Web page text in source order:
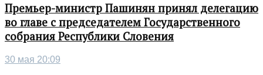
Премьер-министр Пашинян принял делегацию
во главе с председателем Государственного
собрания Республики Словения
30 мая 20:09